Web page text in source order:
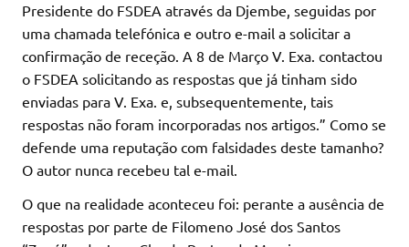
Presidente do FSDEA através da Djembe, seguidas por
uma chamada telefónica e outro e-mail a solicitar a
confirmação de receção. A 8 de Março V. Exa. contactou
o FSDEA solicitando as respostas que já tinham sido
enviadas para V. Exa. e, subsequentemente, tais
respostas não foram incorporadas nos artigos.” Como se
defende uma reputação com falsidades deste tamanho?
O autor nunca recebeu tal e-mail.
O que na realidade aconteceu foi: perante a ausência de
respostas por parte de Filomeno José dos Santos